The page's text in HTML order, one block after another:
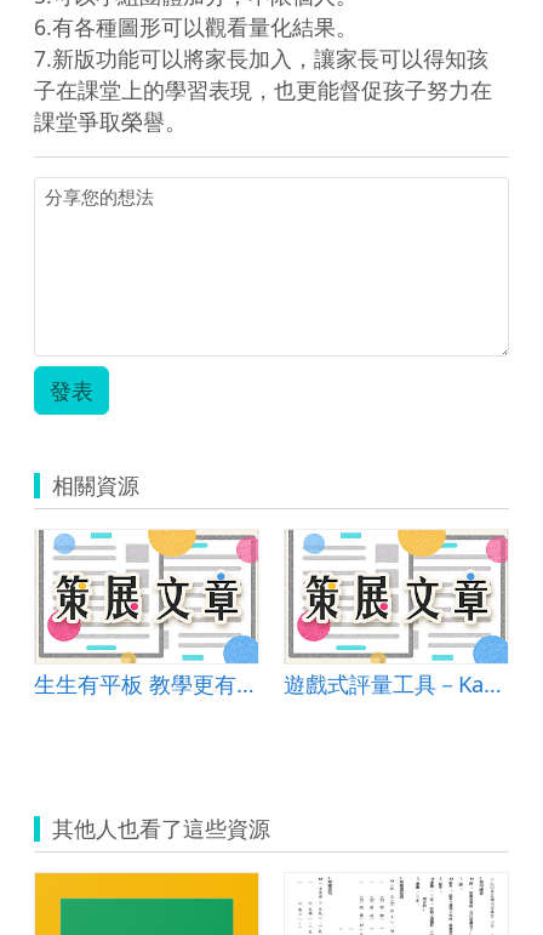
6.有各種圖形可以觀看量化結果。
7.新版功能可以將家長加入，讓家長可以得知孩
子在課堂上的學習表現，也更能督促孩子努力在
課堂爭取榮譽。
發表
相關資源
生生有平板 教學更有力-教學用平板簡易入門法 遊戲式評量工具－Kahoot
其他人也看了這些資源